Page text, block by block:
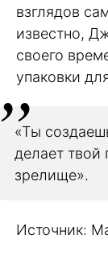
взглядов
известно,
своего
упаковки
«Ты
делает
зрелище».
Источник: